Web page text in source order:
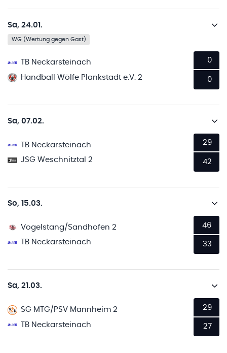
Sa, 24.01.
WG (Wertung gegen Gast)
TB Neckarsteinach
Handball Wölfe Plankstadt e.V. 2
0
0
Sa, 07.02.
TB Neckarsteinach
JSG Weschnitztal 2
29
42
So, 15.03.
Vogelstang/Sandhofen 2
TB Neckarsteinach
46
33
Sa, 21.03.
SG MTG/PSV Mannheim 2
TB Neckarsteinach
29
27